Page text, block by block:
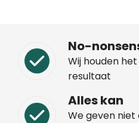
No-
Wij houden
resultaat
Alles kan
We geven niet